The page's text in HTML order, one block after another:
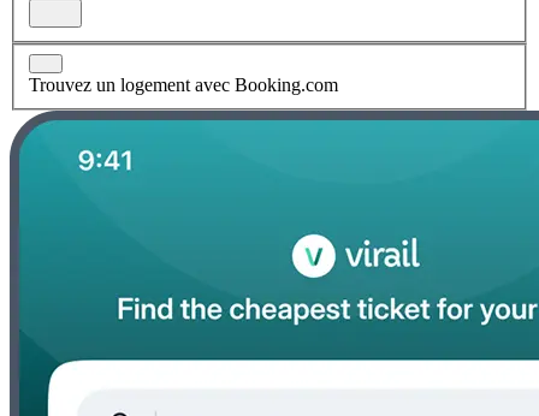
Trouvez un logement avec Booking.com